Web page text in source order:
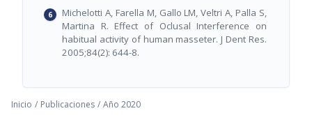
Michelotti A, Farella M, Gallo LM, Veltri A, Palla S,
Martina R. Effect of Oclusal Interference on
habitual activity of human masseter. J Dent Res.
2005;84(2): 644-8.
Inicio / Publicaciones / Año 2020